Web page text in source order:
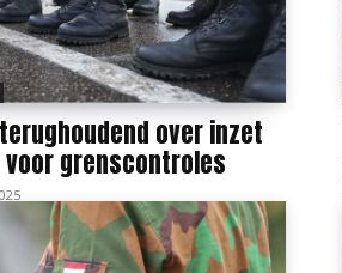
over inzet
grenscontroles